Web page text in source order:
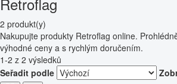
2 produkt(y)
Nakupujte produkty Retroflag online.
výhodné ceny a s rychlým doručením.
1-2 z 2 výsledků
Seřadit podle